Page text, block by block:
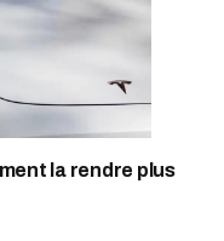
la rendre plus